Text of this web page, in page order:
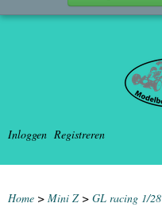
Inloggen Registreren
Home > Mini Z> GL racing 1/28